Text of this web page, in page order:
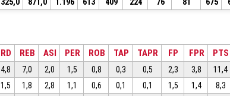
RD REB ASI PER ROB TAP TAPR FP FPR PTS
4,8 7,0 2,0 1,5 0,8 0,3 0,5 2,3 3,8 11,4
1,5 1,8 2,8 1,1 0,6 0,1 0,1 1,5 1,4 8,3